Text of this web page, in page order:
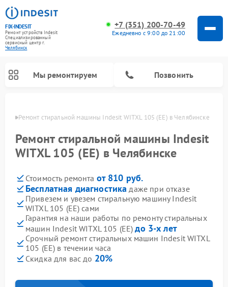
FIX-INDESIT
Ремонт устройств Indesit
Специализированный
cервисный центр г.
Челябинск
+7 (351) 200-70-49
Ежедневно с 9:00 до 21:00
Мы ремонтируем Позвонить
Ремонт стиральной машины Indesit WITXL 105 (EE) в Челябинске
Ремонт стиральной машины Indesit
WITXL 105 (EE) в Челябинске
Стоимость ремонта от 810 руб.
Бесплатная диагностика даже при отказе
Привезем и увезем стиральную машину Indesit
WITXL 105 (EE) сами
Гарантия на наши работы по ремонту стиральных
машин Indesit WITXL 105 (EE)до 3-х лет
Срочный ремонт стиральных машин Indesit WITXL
105 (EE) в течении часа
Скидка для вас до 20%